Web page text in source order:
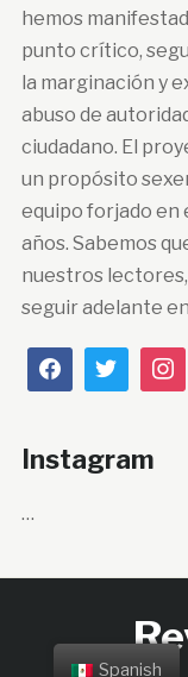
hemos
punto crítico,
la marginación y
abuso de
ciudadano. El
un propósito
equipo forjado en
años. Sabemos
nuestros
seguir adelante
Instagram
…
Spanish